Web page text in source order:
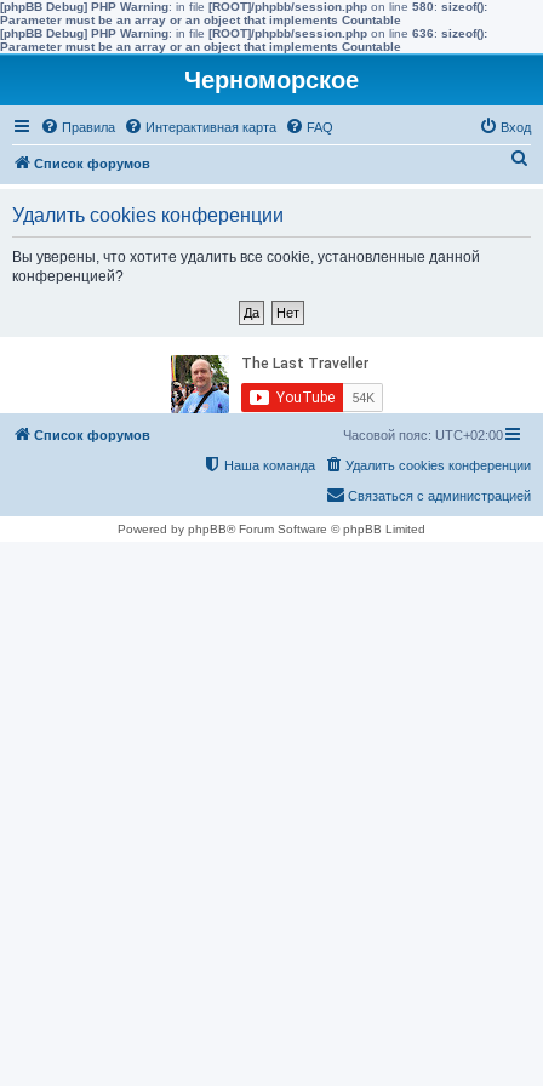
[phpBB Debug] PHP Warning: in file [ROOT]/phpbb/session.php on line 580: sizeof():
Parameter must be an array or an object that implements Countable
[phpBB Debug] PHP Warning: in file [ROOT]/phpbb/session.php on line 636: sizeof():
Parameter must be an array or an object that implements Countable
Черноморское
Правила Интерактивная карта FAQ Вход
Список форумов
Удалить cookies конференции
Вы уверены, что хотите удалить все cookie, установленные данной
конференцией?
Список форумов Часовой пояс: UTC+02:00
Удалить cookies конференции
Наша команда
Связаться с администрацией
Powered by phpBB® Forum Software © phpBB Limited